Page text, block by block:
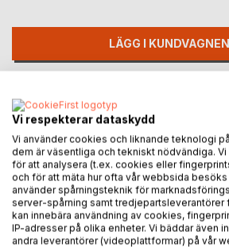
LÄGG I KUNDVAGNEN
Recensera titel
BESKRIVNING
Vi respekterar dataskydd
Vi använder cookies och liknande teknologi
dem är väsentliga och tekniskt nödvändiga.
för att analysera (t.ex. cookies eller
och för att mäta hur ofta vår webbsida besöks
använder spårningsteknik för
server-spårning samt tredjepartsleverantörer
kan innebära användning av cookies,
IP-adresser på olika enheter. Vi bäddar även
andra leverantörer (videoplattformar) på vår